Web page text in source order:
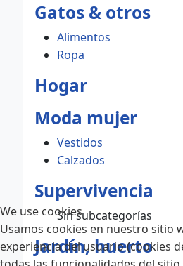
Gatos & otros
Alimentos
Ropa
Hogar
Moda mujer
Vestidos
Calzados
Supervivencia
Sin subcategorías
Jardín, huerto
We use cookies
Usamos cookies en nuestro sitio
experiencia del usuario (cookies